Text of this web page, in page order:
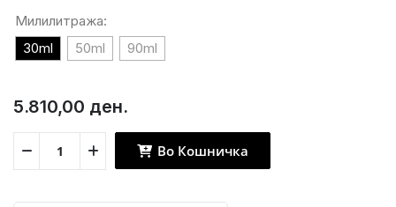
Милилитража:
30ml
50ml 90ml
5.810,00 ден.
Во Кошничка